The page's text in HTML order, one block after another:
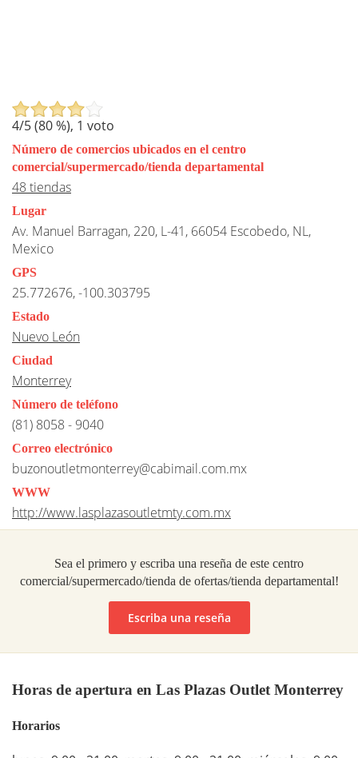
4/5 (80%), 1 voto
Número de comercios ubicados en el centro
comercial/supermercado/tienda departamental
48 tiendas
Lugar
Av. Manuel Barragan, 220, L-41, 66054 Escobedo, NL,
Mexico
GPS
25.772676, -100.303795
Estado
Nuevo León
Ciudad
Monterrey
Número de teléfono
(81) 8058 - 9040
Correo electrónico
buzonoutletmonterrey@cabimail.com.mx
WWW
http://www.lasplazasoutletmty.com.mx
Sea el primero y escriba una reseña de este centro
comercial/supermercado/tienda de ofertas/tienda departamental!
Escriba una reseña
Horas de apertura en Las Plazas Outlet Monterrey
Horarios